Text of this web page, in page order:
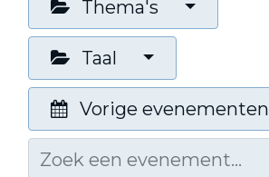
Thema's
Taal
Vorige evenementen